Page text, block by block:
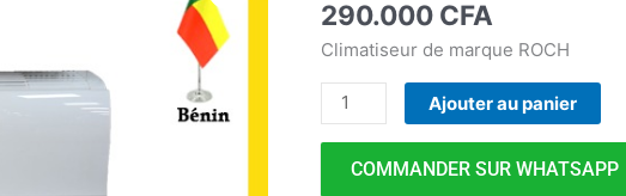
290.000 CFA
Climatiseur de marque ROCH
Climatiseur
Roch
Ajouter au panier
COMMANDER SUR WHATSAPP